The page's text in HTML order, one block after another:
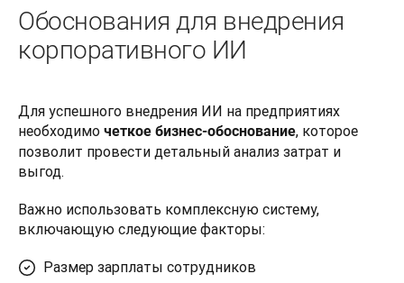
Обоснования для внедрения
корпоративного ИИ
Для успешного внедрения ИИ на предприятиях
необходимо четкое бизнес-обоснование, которое
позволит провести детальный анализ затрат и
выгод.
Важно использовать комплексную систему,
включающую следующие факторы:
Размер зарплаты сотрудников